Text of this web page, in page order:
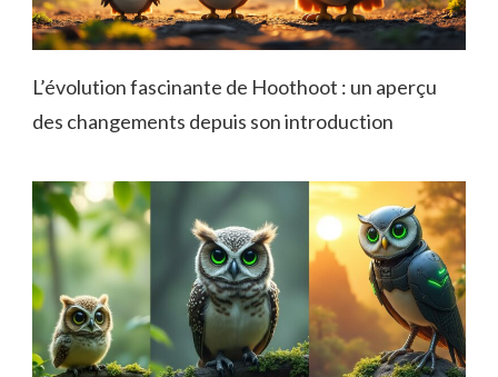
L’évolution fascinante de Hoothoot : un aperçu
des changements depuis son introduction